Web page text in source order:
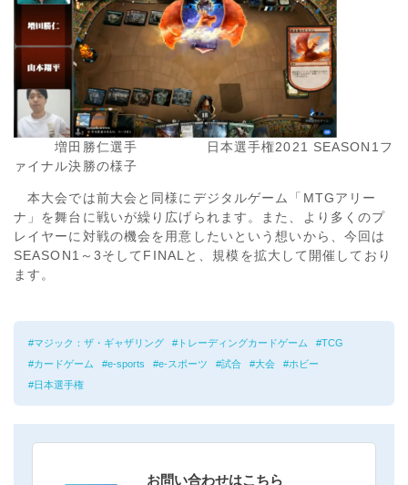
増田勝仁選手 日本選手権2021 SEASON1フ
ァイナル決勝の様子
本大会では前大会と同様にデジタルゲーム「MTGアリー
ナ」を舞台に戦いが繰り広げられます。また、より多くのプ
レイヤーに対戦の機会を用意したいという想いから、今回は
SEASON1～3そしてFINALと、規模を拡大して開催しており
ます。
マジック：ザ・ギャザリング トレーディングカードゲーム
TCG
カードゲーム
e-sports e-スポーツ 試合 大会
ホビー
日本選手権
お問い合わせはこちら